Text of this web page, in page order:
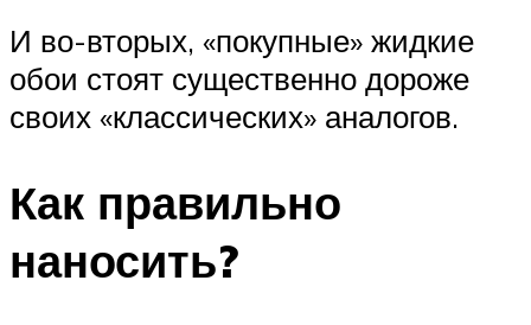
И во-вторых, «покупные» жидкие
обои стоят существенно дороже
своих «классических» аналогов.
Как правильно
наносить?